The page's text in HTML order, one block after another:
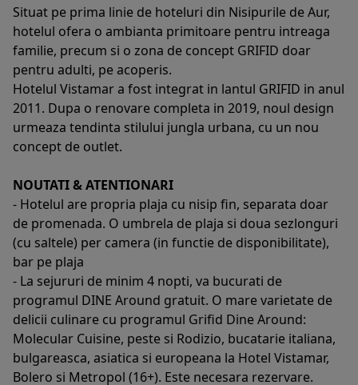
Situat pe prima linie de hoteluri din Nisipurile de Aur,
hotelul ofera o ambianta primitoare pentru intreaga
familie, precum si o zona de concept GRIFID doar
pentru adulti, pe acoperis.
Hotelul Vistamar a fost integrat in lantul GRIFID in anul
2011. Dupa o renovare completa in 2019, noul design
urmeaza tendinta stilului jungla urbana, cu un nou
concept de outlet.
NOUTATI & ATENTIONARI
- Hotelul are propria plaja cu nisip fin, separata doar
de promenada. O umbrela de plaja si doua sezlonguri
(cu saltele) per camera (in functie de disponibilitate),
bar pe plaja
- La sejururi de minim 4 nopti, va bucurati de
programul DINE Around gratuit. O mare varietate de
delicii culinare cu programul Grifid Dine Around:
Molecular Cuisine, peste si Rodizio, bucatarie italiana,
bulgareasca, asiatica si europeana la Hotel Vistamar,
Bolero si Metropol (16+). Este necesara rezervare.